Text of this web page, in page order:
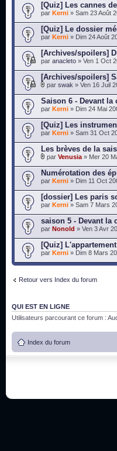
[Quiz] Les cannes
par Kerni » Sam 23 Août
[Quiz] Le dossier
par Kerni » Dim 24 Août
[Archives/spoilers]
par anacleto » Ven 1 Oct
[Archives/spoilers]
par swak » Ven 16 Juil
Saison 6 - Devant la
par Kerni » Dim 24 Mai
[Quiz] Les
par Kerni » Sam 31 Oct
Les brèves de la
par Venusia » Mer 20
Numérotation des
par Kerni » Dim 11 Oct
[dossier] Les paris
par Kerni » Sam 7 Mars
saison 5 - Devant la
par Nonold » Ven 3 Avr
[Quiz]
par Kerni » Dim 8 Mars
Retour vers Index du forum
QUI EST EN LIGNE
Utilisateurs parcourant ce forum :
Index du forum